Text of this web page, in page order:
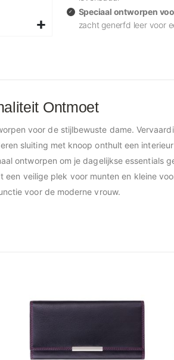
Speciaal ontworpen
zacht generfd leer voor
Ontmoet
voor de stijlbewuste dame.
sluiting met knoop onthult een
ontworpen om je dagelijkse essentials
veilige plek voor munten en kleine
voor de moderne vrouw.